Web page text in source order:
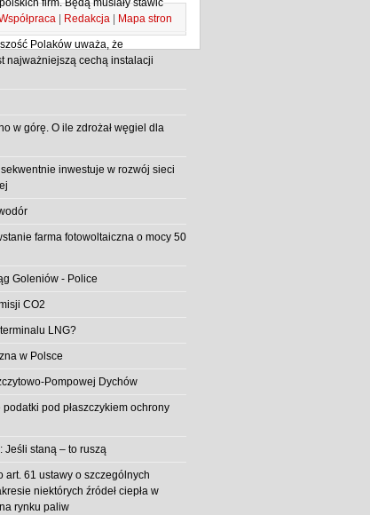
firm. Będą musiały stawić
Polaków uważa, że
najważniejszą cechą instalacji
w górę. O ile zdrożał węgiel dla
inwestuje w rozwój sieci
farma fotowoltaiczna o mocy 50
Goleniów - Police
CO2
LNG?
w Polsce
Pompowej Dychów
pod płaszczykiem ochrony
Jeśli staną – to ruszą
art. 61 ustawy o szczególnych
niektórych źródeł ciepła w
rynku paliw
| Redakcja | Mapa stron